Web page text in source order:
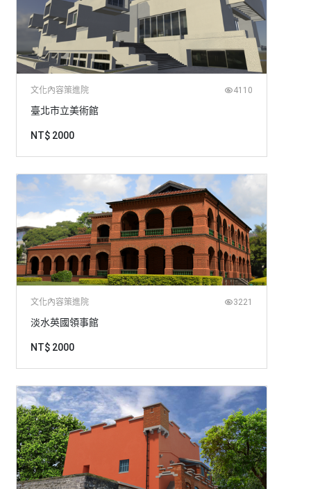
文化內容策進院 4110
臺北市立美術館
NT$ 2000
文化內容策進院 3221
淡水英國領事館
NT$ 2000